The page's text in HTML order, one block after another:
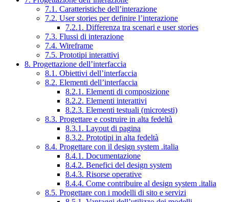
7.1. Caratteristiche dell’interazione
7.2. User stories per definire l’interazione
7.2.1. Differenza tra scenari e user stories
7.3. Flussi di interazione
7.4. Wireframe
7.5. Prototipi interattivi
8. Progettazione dell’interfaccia
8.1. Obiettivi dell’interfaccia
8.2. Elementi dell’interfaccia
8.2.1. Elementi di composizione
8.2.2. Elementi interattivi
8.2.3. Elementi testuali (microtesti)
8.3. Progettare e costruire in alta fedeltà
8.3.1. Layout di pagina
8.3.2. Prototipi in alta fedeltà
8.4. Progettare con il design system .italia
8.4.1. Documentazione
8.4.2. Benefici del design system
8.4.3. Risorse operative
8.4.4. Come contribuire al design system .italia
8.5. Progettare con i modelli di sito e servizi